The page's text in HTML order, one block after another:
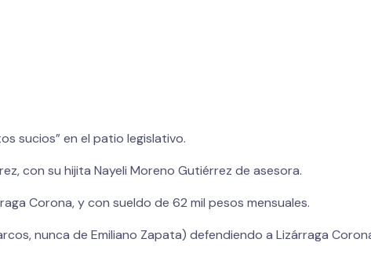
sucios” en el patio legislativo.
con su hijita Nayeli Moreno Gutiérrez de asesora.
Corona, y con sueldo de 62 mil pesos mensuales.
nunca de Emiliano Zapata) defendiendo a Lizárraga